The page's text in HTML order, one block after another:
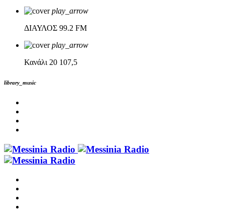
play_arrow
ΔΙΑΥΛΟΣ 99.2 FM
play_arrow
Κανάλι 20 107,5
library_music